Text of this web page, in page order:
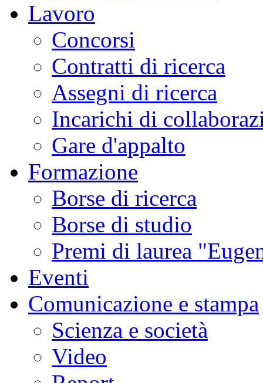
Lavoro
Concorsi
Contratti di ricerca
Assegni di ricerca
Incarichi di
Gare d'appalto
Formazione
Borse di ricerca
Borse di studio
Premi di laurea
Eventi
Comunicazione e stampa
Scienza e società
Video